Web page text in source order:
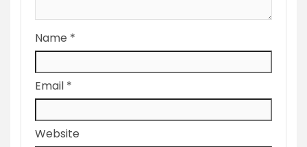
Name *
Email *
Website